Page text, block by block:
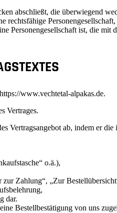
abschließt, die überwiegend
Personengesellschaft ist, die mit
www.vechtetal-alpakas.de.
Vertrages.
ab, indem er
o.ä.),
Zahlung“, „Zur
dar.
Bestellbestätigung von uns